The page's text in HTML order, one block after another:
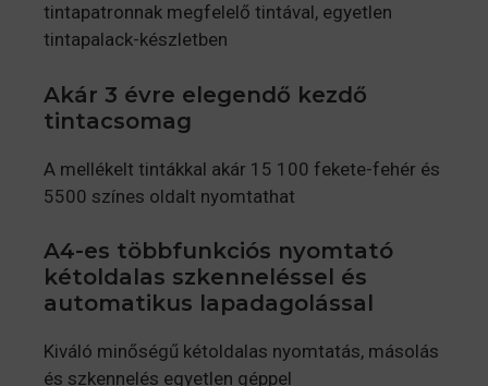
tintapatronnak megfelelő tintával, egyetlen
tintapalack-készletben
Akár 3 évre elegendő kezdő
tintacsomag
A mellékelt tintákkal akár 15 100 fekete-fehér és
5500 színes oldalt nyomtathat
A4-es többfunkciós nyomtató
kétoldalas szkenneléssel és
automatikus lapadagolással
Kiváló minőségű kétoldalas nyomtatás, másolás
és szkennelés egyetlen géppel